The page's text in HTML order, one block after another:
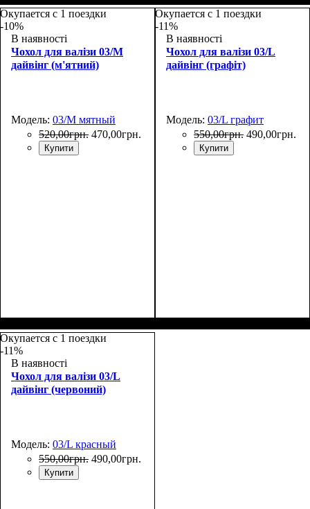
Окупается с 1 поездки
-10%
В наявності
Чохол для валізи 03/M
дайвінг (м'ятний)
Модель: 03/M мятный
520,00грн. 470,00грн.
Купити
Окупается с 1 поездки
-11%
В наявності
Чохол для валізи 03/L
дайвінг (графіт)
Модель: 03/L графит
550,00грн. 490,00грн.
Купити
Окупается с 1 поездки
-11%
В наявності
Чохол для валізи 03/L
дайвінг (червоний)
Модель: 03/L красный
550,00грн. 490,00грн.
Купити